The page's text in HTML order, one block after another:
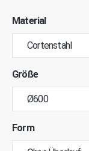
Material
Größe
Form